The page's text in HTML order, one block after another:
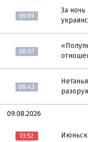
09:09
За
08:57
08:43
09.08.2026
13:52